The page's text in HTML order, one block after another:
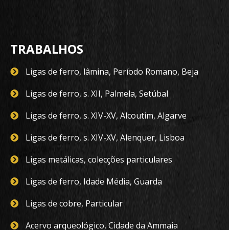
TRABALHOS
Ligas de ferro, lâmina, Período Romano, Beja
Ligas de ferro, s. XII, Palmela, Setúbal
Ligas de ferro, s. XIV-XV, Alcoutim, Algarve
Ligas de ferro, s. XIV-XV, Alenquer, Lisboa
Ligas metálicas, colecções particulares
Ligas de ferro, Idade Média, Guarda
Ligas de cobre, Particular
Acervo arqueológico, Cidade da Ammaia